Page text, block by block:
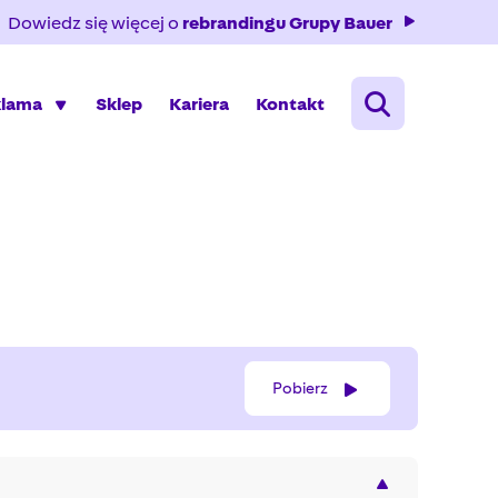
Dowiedz się więcej o rebrandingu Grupy Bauer
Sklep Kariera Kontakt
Pobierz